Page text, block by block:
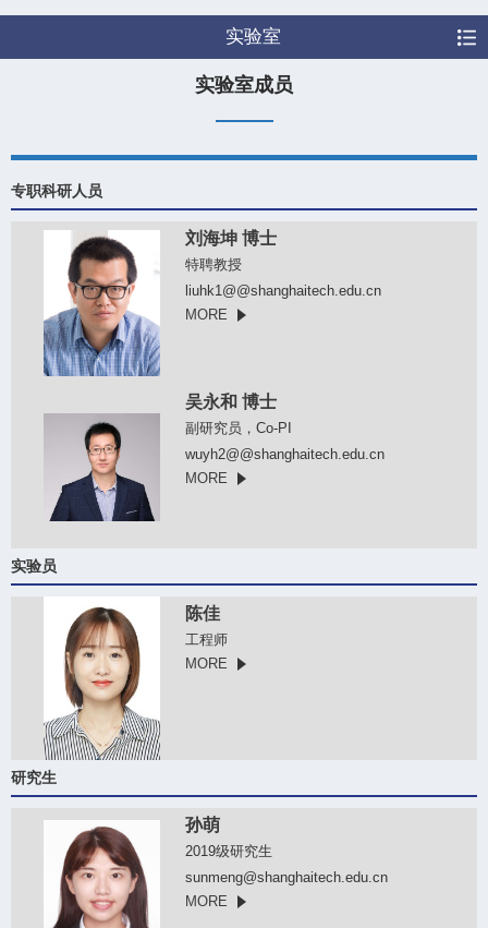
实验室
实验室成员
专职科研人员
刘海坤 博士
特聘教授
liuhk1@@shanghaitech.edu.cn
MORE
吴永和 博士
副研究员，Co-PI
wuyh2@@shanghaitech.edu.cn
MORE
实验员
陈佳
工程师
MORE
研究生
孙萌
2019级研究生
sunmeng@shanghaitech.edu.cn
MORE